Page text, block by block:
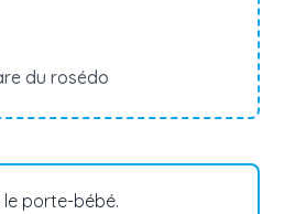
du rosédo
le porte-bébé.